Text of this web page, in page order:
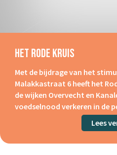
Het Rode Kruis
Met de bijdrage van het
Malakkastraat 6 heeft het
de wijken Overvecht en
voedselnood verkeren in de
Lees